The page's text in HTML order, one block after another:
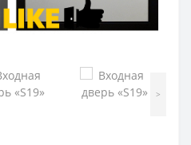
>